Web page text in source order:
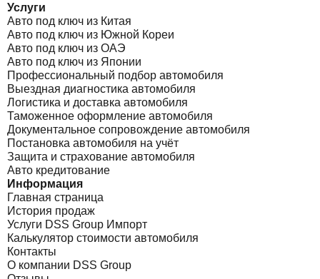
Услуги
Авто под ключ из Китая
Авто под ключ из Южной Кореи
Авто под ключ из ОАЭ
Авто под ключ из Японии
Профессиональный подбор автомобиля
Выездная диагностика автомобиля
Логистика и доставка автомобиля
Таможенное оформление автомобиля
Документальное сопровождение автомобиля
Постановка автомобиля на учёт
Защита и страхование автомобиля
Авто кредитование
Информация
Главная страница
История продаж
Услуги DSS Group Импорт
Калькулятор стоимости автомобиля
Контакты
О компании DSS Group